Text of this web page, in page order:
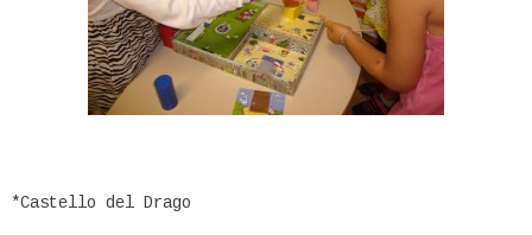
*Castello del Drago